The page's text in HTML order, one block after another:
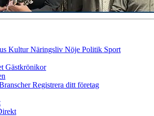
KulturNäringsliv Nöje Politik Sport
Gästkrönikor
Registrera ditt företag